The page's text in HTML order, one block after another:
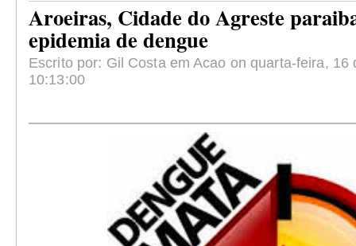
Aroeiras, Cidade do Agreste
epidemia de dengue
Escrito por: Gil Costa em Acao on quarta-feira, 16
10:13:00